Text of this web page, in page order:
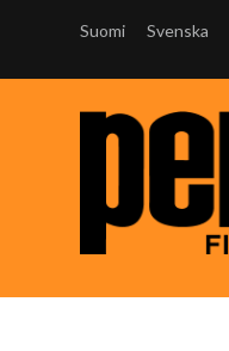
Suomi Svenska